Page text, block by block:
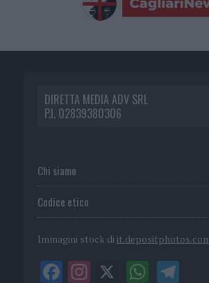
DIRETTA MEDIA ADV SRL
P.I. 02839380306
Chi siamo
Codice etico
Immagini stock di